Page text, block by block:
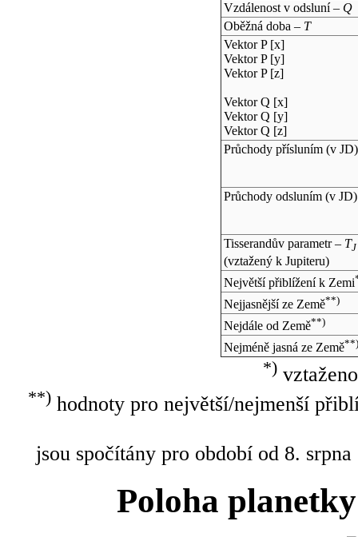
Vzdálenost v odsluní – Q
Oběžná doba – T
Vektor P [x]
Vektor P [y]
Vektor P [z]
Vektor Q [x]
Vektor Q [y]
Vektor Q [z]
Průchody přísluním (v JD)
Průchody odsluním (v JD)
Tisserandův parametr – TJ
(vztažený k Jupiteru)
Největší přiblížení k Zemi
Nejjasnější ze Země**)
Nejdále od Země**)
Nejméně jasná ze Země**)
*)
**)hodnoty pro největší/nejmenší
jsou spočítány pro období od 8.
Poloha